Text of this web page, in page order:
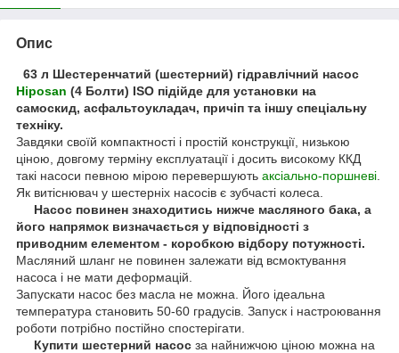
Опис
63 л Шестеренчатий (шестерний) гідравлічний насос
Hiposan (4 Болти) ISO підійде для установки на
самоскид, асфальтоукладач, причіп та іншу спеціальну
техніку.
Завдяки своїй компактності і простій конструкції, низькою
ціною, довгому терміну експлуатації і досить високому ККД
такі насоси певною мірою перевершують аксіально-поршневі
Як витіснювач у шестерніх насосів є зубчасті колеса.
Насос повинен знаходитись нижче масляного бака, а
його напрямок визначається у відповідності з
приводним елементом - коробкою відбору потужності.
Масляний шланг не повинен залежати від всмоктування
насоса і не мати деформацій.
Запускати насос без масла не можна. Його ідеальна
температура становить 50-60 градусів. Запуск і настроювання
роботи потрібно постійно спостерігати.
Купити шестерний насос за найнижчою ціною можна на